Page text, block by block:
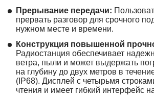
Прерывание передачи:
прервать разговор для срочного
нужном месте и времени.
Конструкция повышенной
Радиостанция обеспечивает
ветра, пыли и может выдержать
на глубину до двух метров в
(IP68). Дисплей с четырьмя
чтения и имеет гибкий интерфейс